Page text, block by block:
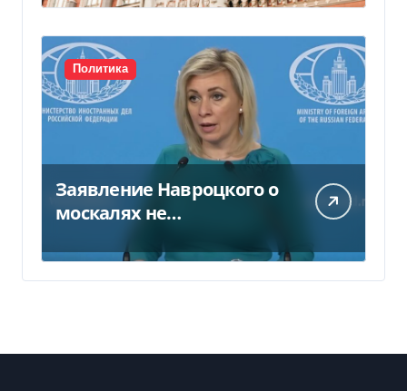
Политика
Заявление Навроцкого о
москалях не